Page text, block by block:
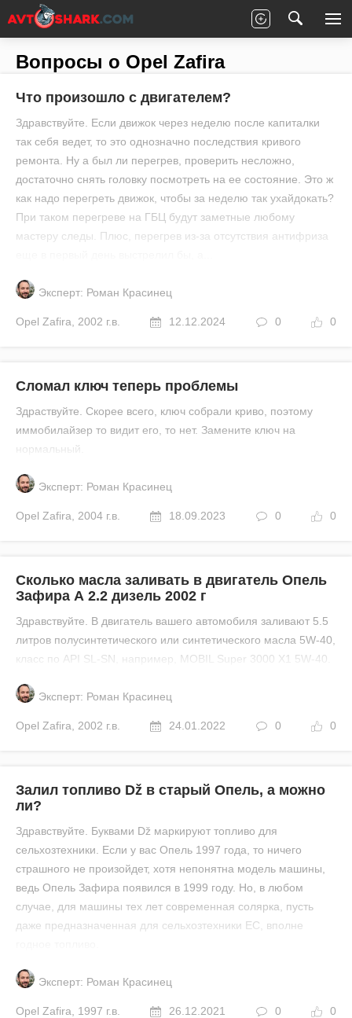
Главная Все вопросы Zafira
Вопросы о Opel Zafira
Что произошло с двигателем?
Здравствуйте. Если движок через неделю после капиталки
так себя ведет, то это однозначно последствия кривого
ремонта. Ну а был ли перегрев, проверить несложно,
достаточно снять головку посмотреть на ее состояние. Это ж
как надо перегреть движок, чтобы за неделю так ухайдокать?
При таком перегреве на ГБЦ будут заметные любому
мастеру следы. Плюс, перегрев из-за отсутствия антифриза
Эксперт: Роман Красинец
Opel Zafira 2002 г.в. 12.12.2024 0 0
Сломал ключ теперь проблемы
Здраствуйте. Скорее всего, ключ собрали криво, поэтому
иммобилайзер то видит его, то нет. Замените ключ на
нормальный.
Эксперт: Роман Красинец
Opel Zafira 2004 г.в. 18.09.2023 0 0
Сколько масла заливать в двигатель Опель
Зафира А 2.2 дизель 2002 г
Здравствуйте. В двигатель вашего автомобиля заливают 5.5
литров полусинтетического или синтетического масла 5W-40,
класс по API SL-SN, например, MOBIL Super 3000 X1 5W-40.
Эксперт: Роман Красинец
Opel Zafira 2002 г.в. 24.01.2022 0 0
Залил топливо Dž в старый Опель, а можно
ли?
Здравствуйте. Буквами Dž маркируют топливо для
сельхозтехники. Если у вас Опель 1997 года, то ничего
страшного не произойдет, хотя непонятна модель машины,
ведь Опель Зафира появился в 1999 году. Но, в любом
случае, для машины тех лет современная солярка, пусть
даже предназначенная для сельхозтехники ЕС, вполне
Эксперт: Роман Красинец
Opel Zafira 1997 г.в. 26.12.2021 0 0